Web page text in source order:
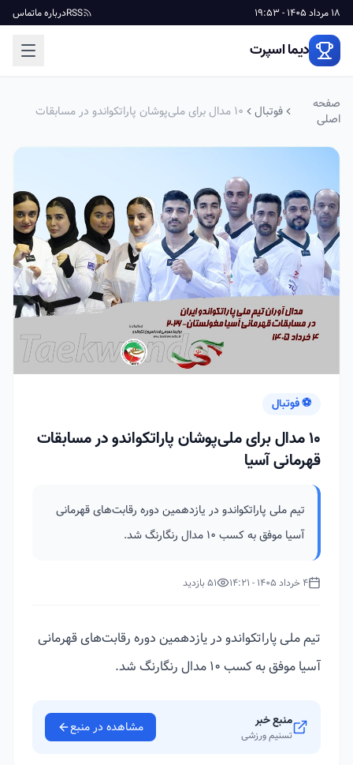
18 مرداد 1405 - 19:53 RSSدرباره ماتماس
دیما اسپرت
صفحه
اصلی
فوتبال
10 مدال برای ملی‌پوشان پاراتکواندو در مسابقات
⚽ فوتبال
10 مدال برای ملی‌پوشان پاراتکواندو در مسابقات
قهرمانی آسیا
تیم ملی پاراتکواندو در یازدهمین دوره رقابت‌های قهرمانی
آسیا موفق به کسب 10 مدال رنگارنگ شد.
4 خرداد 1405 - 14:21 51 بازدید
تیم ملی پاراتکواندو در یازدهمین دوره رقابت‌های قهرمانی
آسیا موفق به کسب 10 مدال رنگارنگ شد.
منبع خبر
تسنیم ورزشی مشاهده در منبع